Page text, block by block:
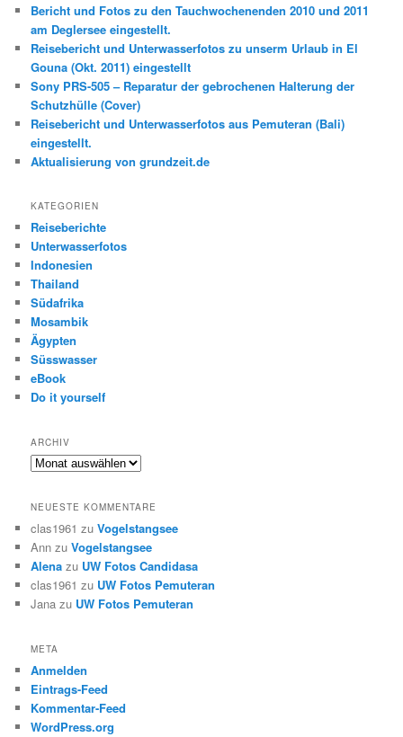
Bericht und Fotos zu den Tauchwochenenden 2010 und 2011
am Deglersee eingestellt.
Reisebericht und Unterwasserfotos zu unserm Urlaub in El
Gouna (Okt. 2011) eingestellt
Sony PRS-505 – Reparatur der gebrochenen Halterung der
Schutzhülle (Cover)
Reisebericht und Unterwasserfotos aus Pemuteran (Bali)
eingestellt.
Aktualisierung von grundzeit.de
KATEGORIEN
Reiseberichte
Unterwasserfotos
Indonesien
Thailand
Südafrika
Mosambik
Ägypten
Süsswasser
eBook
Do it yourself
ARCHIV
Archiv
NEUESTE KOMMENTARE
clas1961 zuVogelstangsee
Ann zuVogelstangsee
Alena zu UW Fotos Candidasa
clas1961 zu UW Fotos Pemuteran
Jana zu UW Fotos Pemuteran
META
Anmelden
Eintrags-Feed
Kommentar-Feed
WordPress.org